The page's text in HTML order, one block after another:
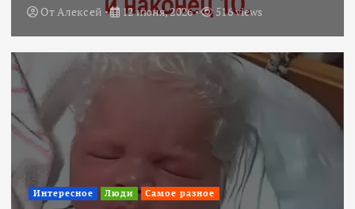
ОтАлексей 12 июня, 2026 516 views
Интересное Люди Самое разное